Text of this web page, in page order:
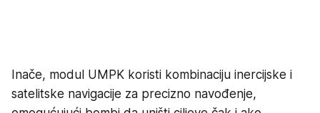
Inače, modul UMPK koristi kombinaciju inercijske i
satelitske navigacije za precizno navođenje,